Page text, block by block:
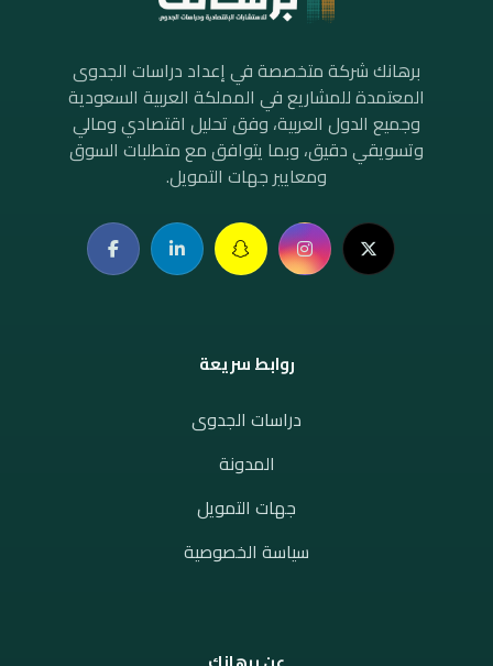
برهانك شركة متخصصة في إعداد دراسات الجدوى
المعتمدة للمشاريع في المملكة العربية السعودية
وجميع الدول العربية، وفق تحليل اقتصادي ومالي
وتسويقي دقيق، وبما يتوافق مع متطلبات السوق
ومعايير جهات التمويل.
روابط سريعة
دراسات الجدوى
المدونة
جهات التمويل
سياسة الخصوصية